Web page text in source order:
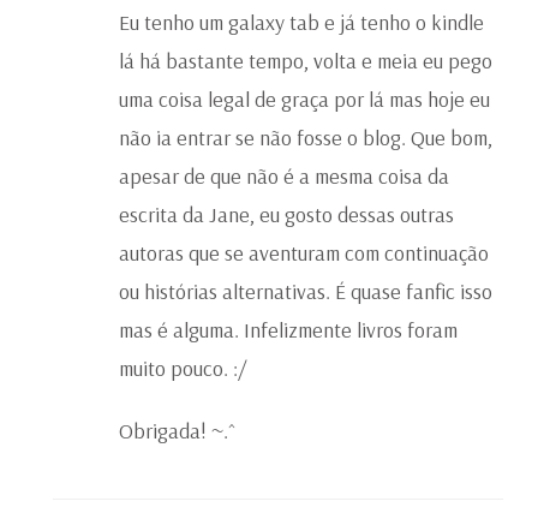
Eu tenho um galaxy tab e já tenho o kindle
lá há bastante tempo, volta e meia eu pego
uma coisa legal de graça por lá mas hoje eu
não ia entrar se não fosse o blog. Que bom,
apesar de que não é a mesma coisa da
escrita da Jane, eu gosto dessas outras
autoras que se aventuram com continuação
ou histórias alternativas. É quase fanfic isso
mas é alguma. Infelizmente livros foram
muito pouco. :/
Obrigada! ~.^